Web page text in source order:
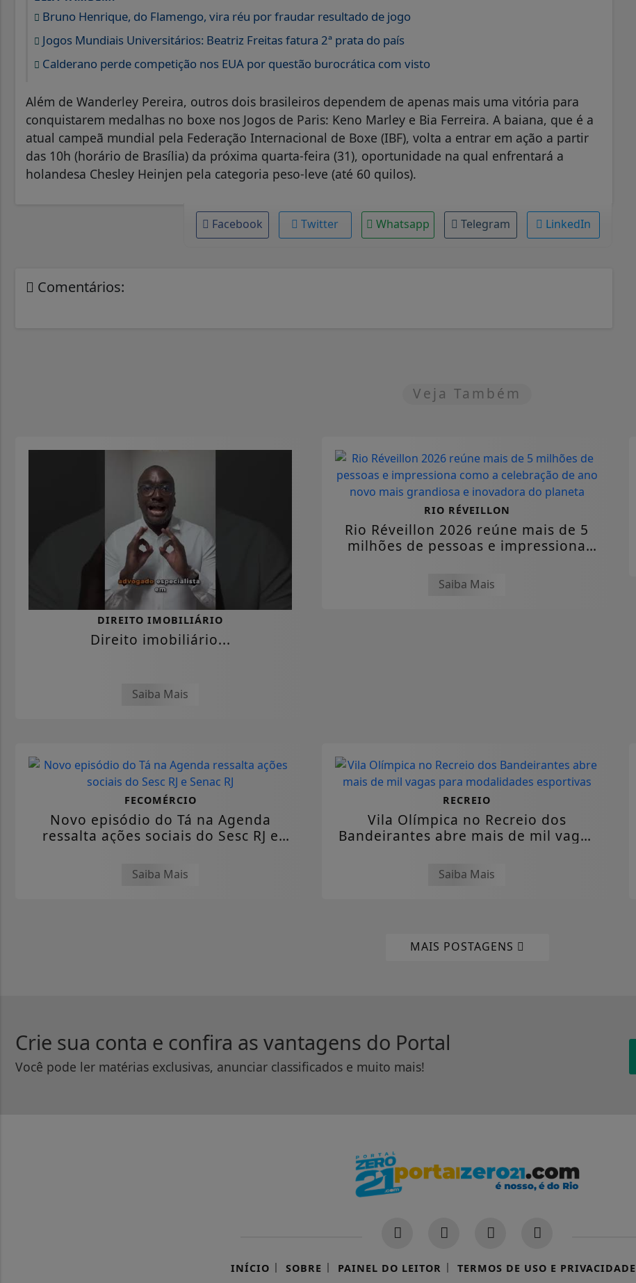
Bruno Henrique, do Flamengo, vira réu por fraudar resultado de jogo
Jogos Mundiais Universitários: Beatriz Freitas fatura 2ª prata do país
Calderano perde competição nos EUA por questão burocrática com visto
Além de Wanderley Pereira, outros dois brasileiros dependem de apenas mais uma vitória para
conquistarem medalhas no boxe nos Jogos de Paris: Keno Marley e Bia Ferreira. A baiana, que é a
atual campeã mundial pela Federação Internacional de Boxe (IBF), volta a entrar em ação a partir
das 10h (horário de Brasília) da próxima quarta-feira (31), oportunidade na qual enfrentará a
holandesa Chesley Heinjen pela categoria peso-leve (até 60 quilos).
Facebook Twitter Whatsapp Telegram LinkedIn
Comentários:
Veja Também
DIREITO IMOBILIÁRIO
Direito imobiliário...
Saiba Mais
RIO RÉVEILLON
Rio Réveillon 2026 reúne mais de 5
milhões de pessoas e impressiona
Saiba Mais
FECOMÉRCIO
Novo episódio do Tá na Agenda
ressalta ações sociais do Sesc RJ e
Saiba Mais
RECREIO
Vila Olímpica no Recreio dos
Bandeirantes abre mais de mil vagas
Saiba Mais
MAIS POSTAGENS
Crie sua conta e confira as vantagens do Portal
Você pode ler matérias exclusivas, anunciar classificados e muito mais!
INÍCIO | SOBRE | PAINEL DO LEITOR | TERMOS DE USO E PRIVACIDADE